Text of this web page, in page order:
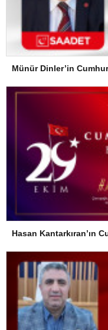
Münür Dinler’in
Hasan Kantarkıran’ın